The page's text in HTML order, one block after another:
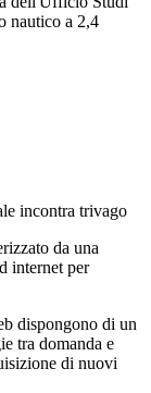
nautico a 2,4
incontra trivago
da una
internet per
dispongono di un
tra domanda e
di nuovi